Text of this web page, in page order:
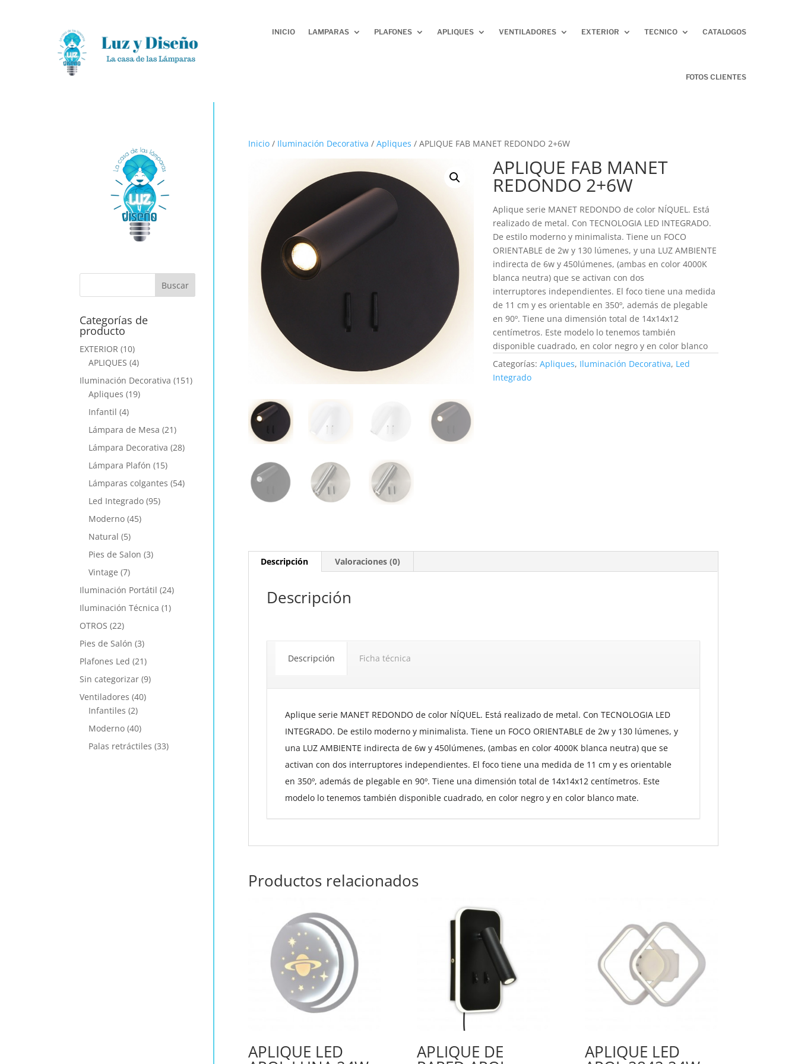
INICIO LAMPARAS PLAFONES APLIQUES VENTILADORES EXTERIOR TECNICO CATALOGOS
FOTOS CLIENTES
Inicio/ Iluminación Decorativa / Apliques / APLIQUE FAB MANET REDONDO 2+6W
APLIQUE FAB MANET
REDONDO 2+6W
Aplique serie MANET REDONDO de color NÍQUEL. Está
realizado de metal. Con TECNOLOGIA LED INTEGRADO.
De estilo moderno y minimalista. Tiene un FOCO
ORIENTABLE de 2w y 130 lúmenes, y una LUZ AMBIENTE
indirecta de 6w y 450lúmenes, (ambas en color 4000K
blanca neutra) que se activan con dos
interruptores independientes. El foco tiene una medida
de 11 cm y es orientable en 350º, además de plegable
en 90º. Tiene una dimensión total de 14x14x12
centímetros. Este modelo lo tenemos también
disponible cuadrado, en color negro y en color blanco
Categorías: Apliques, Iluminación Decorativa, Led
Integrado
Descripción Valoraciones (0)
Descripción
Descripción Ficha técnica
Aplique serie MANET REDONDO de color NÍQUEL. Está realizado de metal. Con TECNOLOGIA LED
INTEGRADO. De estilo moderno y minimalista. Tiene un FOCO ORIENTABLE de 2w y 130 lúmenes, y
una LUZ AMBIENTE indirecta de 6w y 450lúmenes, (ambas en color 4000K blanca neutra) que se
activan con dos interruptores independientes. El foco tiene una medida de 11 cm y es orientable
en 350º, además de plegable en 90º. Tiene una dimensión total de 14x14x12 centímetros. Este
modelo lo tenemos también disponible cuadrado, en color negro y en color blanco mate.
Productos relacionados
APLIQUE LED APLIQUE DE APLIQUE LED
Categorías de
producto
EXTERIOR (10)
APLIQUES (4)
Iluminación Decorativa (151)
Apliques (19)
Infantil (4)
Lámpara de Mesa (21)
Lámpara Decorativa (28)
Lámpara Plafón (15)
Lámparas colgantes (54)
Led Integrado (95)
Moderno (45)
Natural (5)
Pies de Salon (3)
Vintage (7)
Iluminación Portátil (24)
Iluminación Técnica (1)
OTROS (22)
Pies de Salón (3)
Plafones Led (21)
Sin categorizar (9)
Ventiladores (40)
Infantiles (2)
Moderno (40)
Palas retráctiles (33)